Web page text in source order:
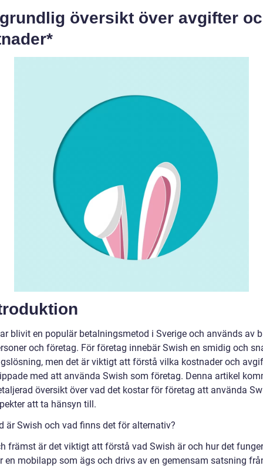
översikt över avgifter
blivit en populär betalningsmetod i Sverige och används av
och företag. För företag innebär Swish en smidig och
men det är viktigt att förstå vilka kostnader och
med att använda Swish som företag. Denna artikel
översikt över vad det kostar för företag att använda
att ta hänsyn till.
är Swish och vad finns det för alternativ?
främst är det viktigt att förstå vad Swish är och hur det
en mobilapp som ägs och drivs av en gemensam satsning